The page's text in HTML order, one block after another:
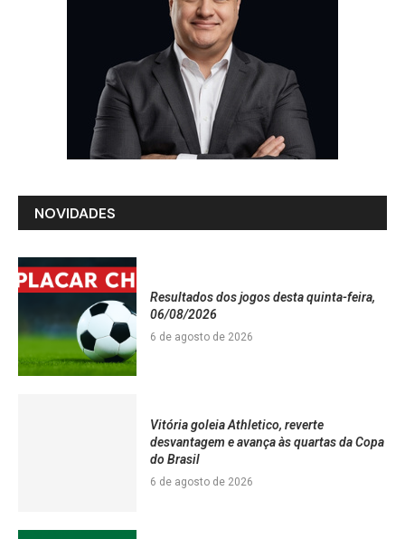
NOVIDADES
Resultados dos jogos desta quinta-feira,
06/08/2026
6 de agosto de 2026
Vitória goleia Athletico, reverte
desvantagem e avança às quartas da Copa
do Brasil
6 de agosto de 2026